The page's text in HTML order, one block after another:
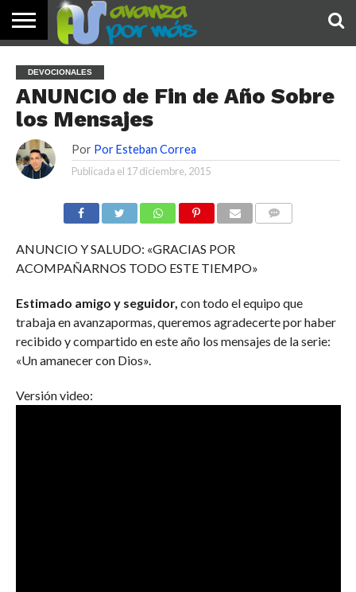
PALABRA
DE HOY
DEVOCIONALES
NOTICIAS
TESTIMONIOS
ORACIONES
SOBRE
NOSOTROS
IMÁGENES
DEVOCIONALES
ANUNCIO de Fin de Año Sobre
los Mensajes
Por Por Esteban Correa
Publicada el 17 diciembre, 2015
ANUNCIO Y SALUDO: «GRACIAS POR
ACOMPAÑARNOS TODO ESTE TIEMPO»
Estimado amigo y seguidor, con todo el equipo que
trabaja en avanzapormas, queremos agradecerte por haber
recibido y compartido en este año los mensajes de la serie:
«Un amanecer con D⁪ios».
Versión video: